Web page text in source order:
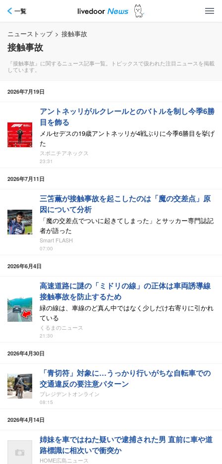
一覧
ニューストップ > 接触事故
接触事故
『接触事故』に関するニュース記事一覧。トピックスで扱われた注目ニュースを掲載
しています。
2026年7月19日
アントネッリがルクレールとのバトルを制し今季6勝
目を飾る
メルセデスの19歳アントネッリが4戦ぶりに今季6勝目を挙げ
た
スポニチアネックス
23:31
2026年7月11日
三笘薫が接触事故を起こしたのは「魔の交差点」原
因について分析
「魔の交差点でついに起きてしまった」とサッカー専門誌記
者が語った
Smart FLASH
07:00
2026年6月4日
高速道路に謎の「ミドリの線」の正体は車両誘導線
接触事故を防止するため
緑の線は、車線のど真ん中ではなく少しだけ右寄りに引かれ
ている
くるまのニュース
21:30
2026年4月30日
「青切符」対象に…うっかり行いがちな自転車での
交通違反の要注意パターン
プレジデントオンライン
08:15
2026年4月14日
姉妹を車ではねた疑いで逮捕された男 直前に車や道
路標識に相次いで衝突か
HOME広島ニュース